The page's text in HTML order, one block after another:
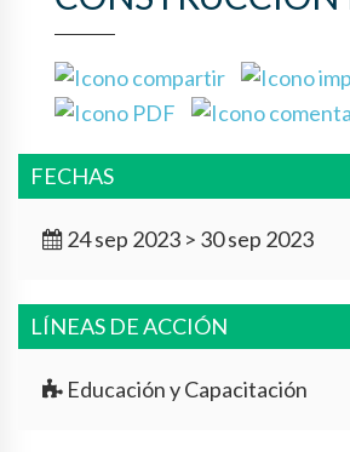
FECHAS
24 sep 2023 > 30 sep 2023
LÍNEAS DE ACCIÓN
Educación y Capacitación